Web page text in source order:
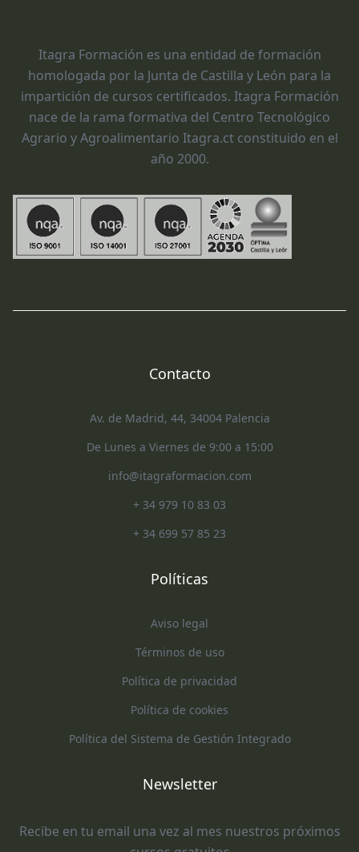
Itagra Formación es una entidad de formación
homologada por la Junta de Castilla y León para la
impartición de cursos certificados. Itagra Formación
nace de la rama formativa del Centro Tecnológico
Agrario y Agroalimentario Itagra.ct constituido en el
año 2000.
Contacto
Av. de Madrid, 44, 34004 Palencia
De Lunes a Viernes de 9:00 a 15:00
info@itagraformacion.com
+ 34 979 10 83 03
+ 34 699 57 85 23
Políticas
Aviso legal
Términos de uso
Política de privacidad
Política de cookies
Política del Sistema de Gestión Integrado
Newsletter
Recibe en tu email una vez al mes nuestros próximos